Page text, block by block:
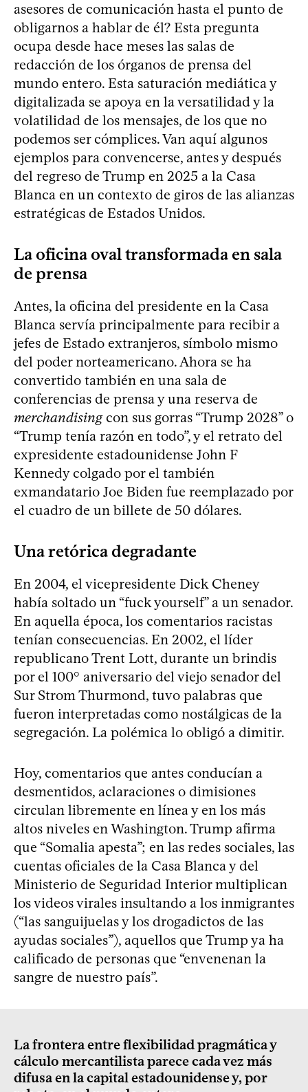
asesores de comunicación hasta el punto de
obligarnos a hablar de él? Esta pregunta
ocupa desde hace meses las salas de
redacción de los órganos de prensa del
mundo entero. Esta saturación mediática y
digitalizada se apoya en la versatilidad y la
volatilidad de los mensajes, de los que no
podemos ser cómplices. Van aquí algunos
ejemplos para convencerse, antes y después
del regreso de Trump en 2025 a la Casa
Blanca en un contexto de giros de las alianzas
estratégicas de Estados Unidos.
La oficina oval transformada en sala
de prensa
Antes, la oficina del presidente en la Casa
Blanca servía principalmente para recibir a
jefes de Estado extranjeros, símbolo mismo
del poder norteamericano. Ahora se ha
convertido también en una sala de
conferencias de prensa y una reserva de
merchandisingcon sus gorras “Trump 2028” o
“Trump tenía razón en todo”, y el retrato del
expresidente estadounidense John F
Kennedy colgado por el también
exmandatario Joe Biden fue reemplazado por
el cuadro de un billete de 50 dólares.
Una retórica degradante
En 2004, el vicepresidente Dick Cheney
había soltado un “fuck yourself” a un senador.
En aquella época, los comentarios racistas
tenían consecuencias. En 2002, el líder
republicano Trent Lott, durante un brindis
por el 100° aniversario del viejo senador del
Sur Strom Thurmond, tuvo palabras que
fueron interpretadas como nostálgicas de la
segregación. La polémica lo obligó a dimitir.
Hoy, comentarios que antes conducían a
desmentidos, aclaraciones o dimisiones
circulan libremente en línea y en los más
altos niveles en Washington. Trump afirma
que “Somalia apesta”; en las redes sociales, las
cuentas oficiales de la Casa Blanca y del
Ministerio de Seguridad Interior multiplican
los videos virales insultando a los inmigrantes
(“las sanguijuelas y los drogadictos de las
ayudas sociales”), aquellos que Trump ya ha
calificado de personas que “envenenan la
sangre de nuestro país”.
La frontera entre flexibilidad pragmática y
cálculo mercantilista parece cada vez más
difusa en la capital estadounidense y, por